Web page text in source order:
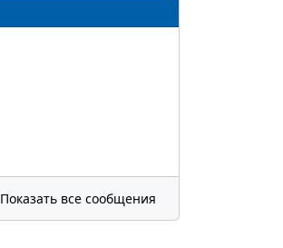
Показать все сообщения